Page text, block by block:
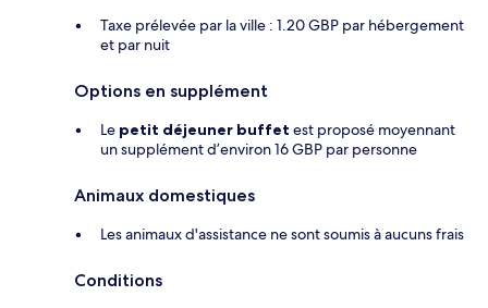
Taxe prélevée par la ville : 1.20 GBP par hébergement
et par nuit
Options en supplément
Le petit déjeuner buffet est proposé moyennant
un supplément d’environ 16 GBP par personne
Animaux domestiques
Les animaux d'assistance ne sont soumis à aucuns frais
Conditions